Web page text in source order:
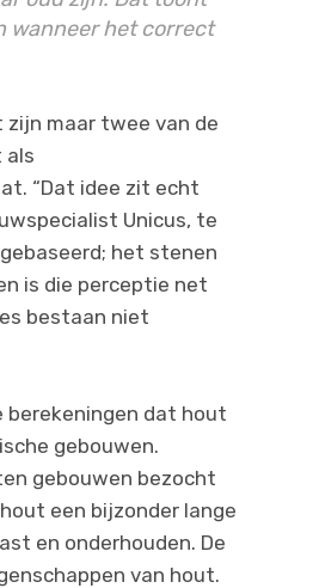
wanneer het correct
maar twee van de
als
“Dat idee zit echt
Unicus, te
het stenen
is die perceptie net
bestaan niet
berekeningen dat hout
gebouwen.
gebouwen bezocht
een bijzonder lange
en onderhouden. De
van hout.